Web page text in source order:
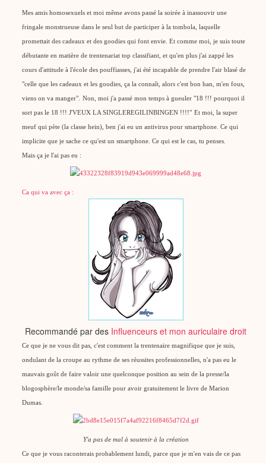
Mes amis homosexuels et moi même avons passé la soirée à inassouvir une
fringale monstrueuse dans le seul but de participer à la tombola, laquelle
promettait des cadeaux et des goodies qui font envie. Et comme moi, je suis toute
débutante en matière de trentenariat top classifiant, et qu'en plus j'ai zappé les
cours d'attitude à l'école des pouffiasses, j'ai été incapable de prendre l'air blasé de
"celle que les cadeaux et les goodies, ça la connaît, alors c'est bon han, m'en fous,
viens on va manger".
Non, moi j'a passé mon temps à gueuler "18 !!! pourquoi il
sort pas le 18 !!! J'VEUX LA SINGLEREGILINBINGEN !!!!" Et moi, la super
meuf qui pète (la classe hein), ben j'ai eu un antivirus pour smartphone. Ce qui
implicite que je sache ce qu'est un smartphone. Ce qui est le cas, tu penses.
Mais ça je l'ai pas eu :
Ca qui va avec ça :
Recommandé par des Influenceurs et mon auriculaire droit
Ce que je ne vous dit pas, c'est comment la trentenaire magnifique que je suis,
ondulant de la croupe au rythme de ses réussites professionnelles, n'a pas eu le
mauvais goût de faire valoir une quelconque position au sein de la presse/la
blogosphère/le monde/sa famille pour avoir gratuitement le livre de Marion
Dumas.
Y'a pas de mal à soutenir à la création
Ce que je vous raconterais probablement lundi, parce que je m'en vais de ce pas